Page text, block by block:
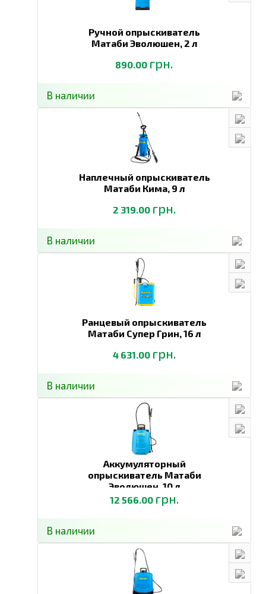
Ручной опрыскиватель
Матаби Эволюшен, 2 л
890.00 грн.
В наличии
Наплечный опрыскиватель
Матаби Кима, 9 л
2 319.00 грн.
В наличии
Ранцевый опрыскиватель
Матаби Супер Грин,16 л
4 631.00 грн.
В наличии
Аккумуляторный
опрыскиватель Матаби
Эволюшен, 10 л
12 566.00 грн.
В наличии